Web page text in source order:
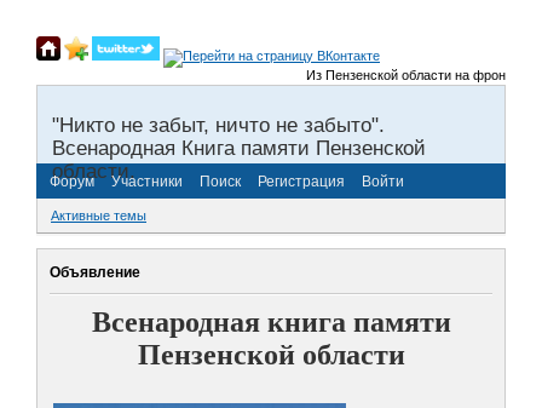
Из Пензенской области на фронты
"Никто не забыт, ничто не забыто".
Всенародная Книга памяти Пензенской
области.
Форум Участники Поиск Регистрация Войти
Активные темы
Объявление
Всенародная книга памяти
Пензенской области